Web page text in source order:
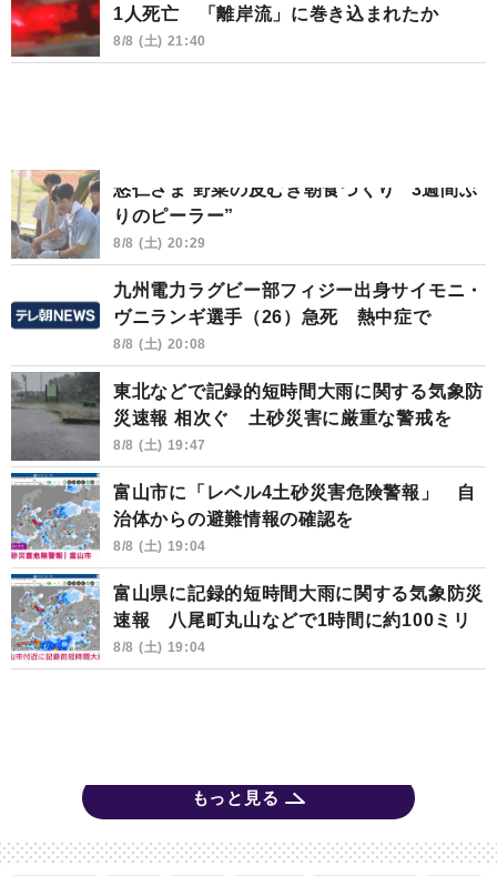
1人死亡 「離岸流」に巻き込まれたか
8/8 (土) 21:40
悠仁さま 野菜の皮むき朝食づくり “3週間ぶ
りのピーラー”
8/8 (土) 20:29
九州電力ラグビー部フィジー出身サイモニ・
ヴニランギ選手（26）急死 熱中症で
8/8 (土) 20:08
東北などで記録的短時間大雨に関する気象防
災速報 相次ぐ 土砂災害に厳重な警戒を
8/8 (土) 19:47
富山市に「レベル4土砂災害危険警報」 自
治体からの避難情報の確認を
8/8 (土) 19:04
富山県に記録的短時間大雨に関する気象防災
速報 八尾町丸山などで1時間に約100ミリ
8/8 (土) 19:04
もっと見る